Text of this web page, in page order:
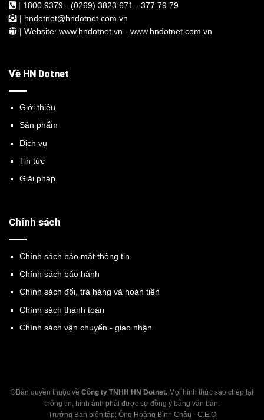
| 1800 9379 - (0269) 3823 671 - 377 79 79
| hndotnet@hndotnet.com.vn
| Website: www.hndotnet.vn - www.hndotnet.com.vn
Về HN Dotnet
Giới thiệu
Sản phẩm
Dịch vụ
Tin tức
Giải pháp
Chính sách
Chính sách bảo mật thông tin
Chính sách bảo hành
Chính sách đổi, trả hàng và hoàn tiền
Chính sách thanh toán
Chính sách vận chuyển - giao nhận
©Bản quyền thuộc về Công ty TNHH HN Dotnet. Mọi hình thức sao chép lại
thông tin, hình ảnh phải được sự đồng ý bằng văn bản.
Trưởng Ban biên tập: Ông Hoàng Bình Châu - C.E.O